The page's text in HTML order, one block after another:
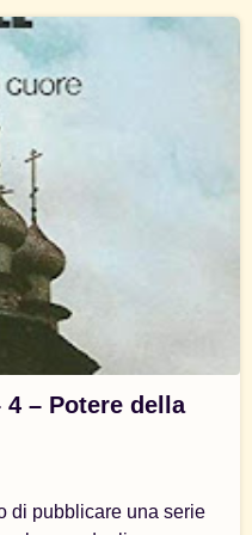
4 – Potere della
di pubblicare una serie